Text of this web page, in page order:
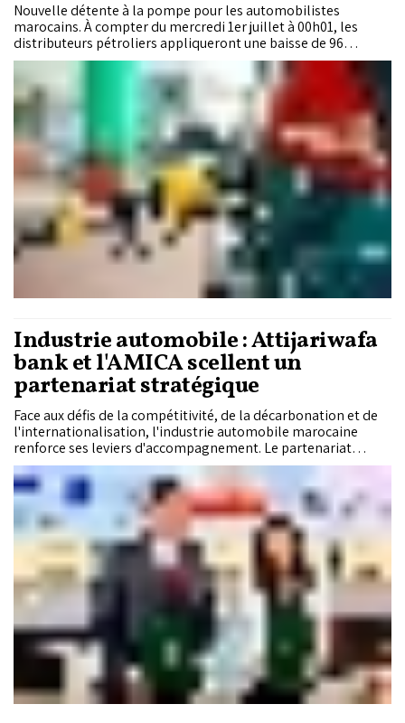
Nouvelle détente à la pompe pour les automobilistes
marocains. À compter du mercredi 1er juillet à 00h01, les
distributeurs pétroliers appliqueront une baisse de 96
centimes par litre de gasoil et de 45 centimes par litre
d'essence super, poursuivant ainsi le mouvement de repli des
prix amorcé à la mi-juin.
Industrie automobile : Attijariwafa
bank et l'AMICA scellent un
partenariat stratégique
Face aux défis de la compétitivité, de la décarbonation et de
l'internationalisation, l'industrie automobile marocaine
renforce ses leviers d'accompagnement. Le partenariat
conclu entre Attijariwafa bank et l'AMICA illustre cette
dynamique en mobilisant des solutions financières et non
financières destinées à soutenir la croissance, l'innovation et
la transformation d'un secteur stratégique pour l'économie
nationale.